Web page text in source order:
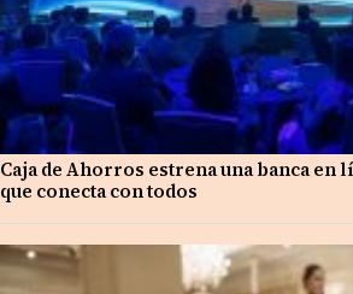
Caja de Ahorros estrena una banca en
que conecta con todos